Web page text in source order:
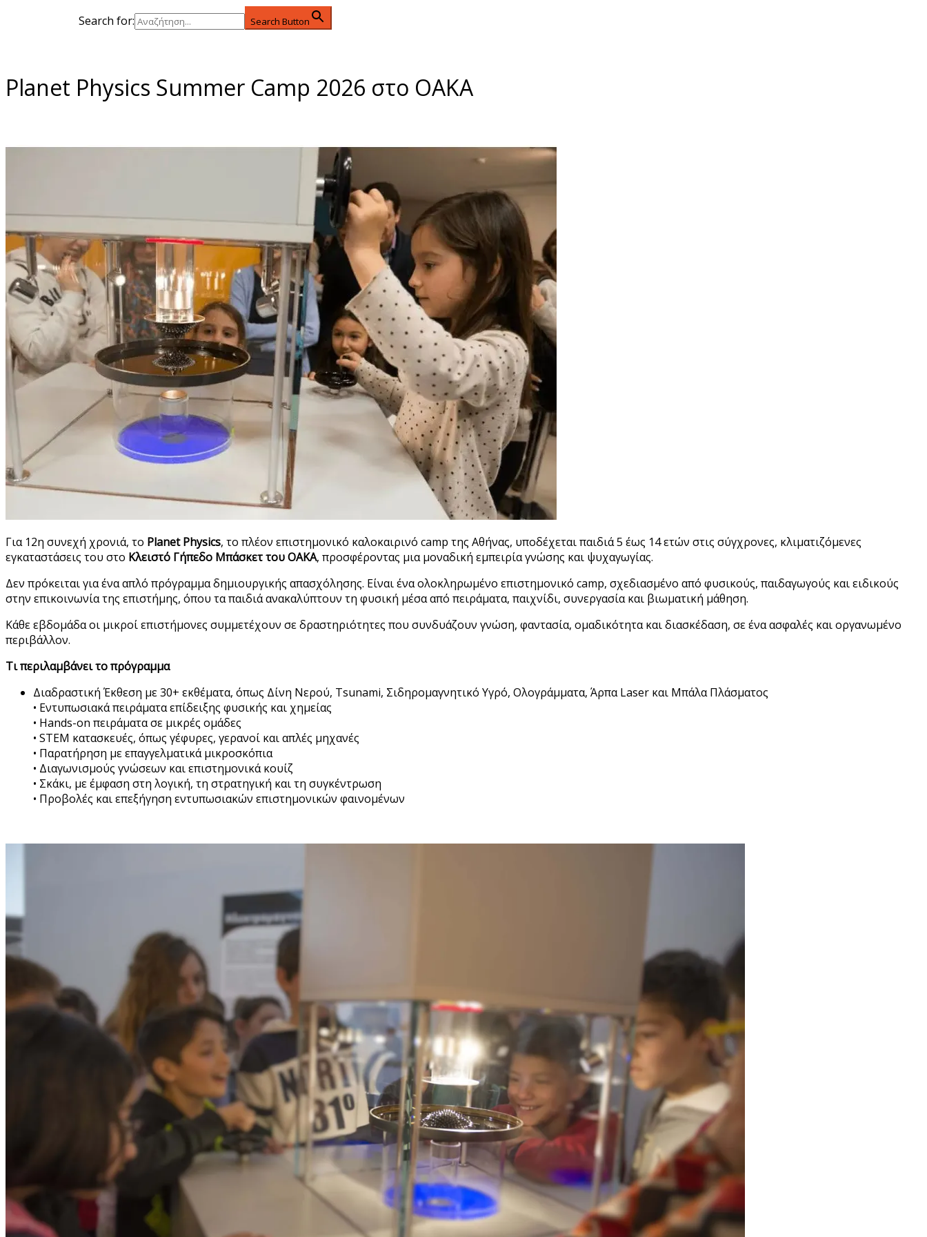
Search for: Search Button
Planet Physics Summer Camp 2026 στο ΟΑΚΑ
Για 12η συνεχή χρονιά, το Planet Physics, το πλέον επιστημονικό καλοκαιρινό camp της Αθήνας, υποδέχεται παιδιά 5 έως 14 ετών στις σύγχρονες, κλιματιζόμενες
εγκαταστάσεις του στο Κλειστό Γήπεδο Μπάσκετ του ΟΑΚΑ, προσφέροντας μια μοναδική εμπειρία γνώσης και ψυχαγωγίας.
Δεν πρόκειται για ένα απλό πρόγραμμα δημιουργικής απασχόλησης. Είναι ένα ολοκληρωμένο επιστημονικό camp, σχεδιασμένο από φυσικούς, παιδαγωγούς και ειδικούς
στην επικοινωνία της επιστήμης, όπου τα παιδιά ανακαλύπτουν τη φυσική μέσα από πειράματα, παιχνίδι, συνεργασία και βιωματική μάθηση.
Κάθε εβδομάδα οι μικροί επιστήμονες συμμετέχουν σε δραστηριότητες που συνδυάζουν γνώση, φαντασία, ομαδικότητα και διασκέδαση, σε ένα ασφαλές και οργανωμένο
περιβάλλον.
Τι περιλαμβάνει το πρόγραμμα
Διαδραστική Έκθεση με 30+ εκθέματα, όπως Δίνη Νερού, Tsunami, Σιδηρομαγνητικό Υγρό, Ολογράμματα, Άρπα Laser και Μπάλα Πλάσματος
• Εντυπωσιακά πειράματα επίδειξης φυσικής και χημείας
• Hands-on πειράματα σε μικρές ομάδες
• STEM κατασκευές, όπως γέφυρες, γερανοί και απλές μηχανές
• Παρατήρηση με επαγγελματικά μικροσκόπια
• Διαγωνισμούς γνώσεων και επιστημονικά κουίζ
• Σκάκι, με έμφαση στη λογική, τη στρατηγική και τη συγκέντρωση
• Προβολές και επεξήγηση εντυπωσιακών επιστημονικών φαινομένων